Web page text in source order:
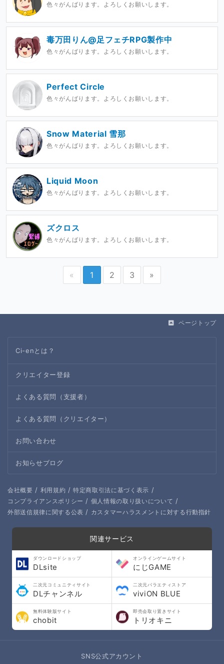
色々がんばります。よろしくお願いします。
毒万田りん@足フェチRPG製作中
色々がんばります。よろしくお願いします。
Perfect Circle
色々がんばります。よろしくお願いします。
Snow Material 雪那
色々がんばります。よろしくお願いします。
Liquid Moon
色々がんばります。よろしくお願いします。
ズクロス
色々がんばります。よろしくお願いします。
« 1 2 3 »
ページトップ
Ci-enとは？
クリエイター登録
よくある質問（支援者）
よくある質問（クリエイター）
お問い合わせ
お知らせブログ
会社概要 / 利用規約 / 特定商取引法に基づく表示 /
コンプライアンスポリシー / 個人情報の取り扱いについて /
外部送信規律に関する公表 / カスタマーハラスメントに対する行動指針
関連サービス
ダウンロードショップ
DLsite
オンラインゲームサイト
にじGAME
二次元コミュニティサイト
DLチャンネル
二次元バラエティストア
viviON BLUE
無料体験版サイト
chobit
即売会取り置きサイト
トリオキニ
SNS公式アカウント